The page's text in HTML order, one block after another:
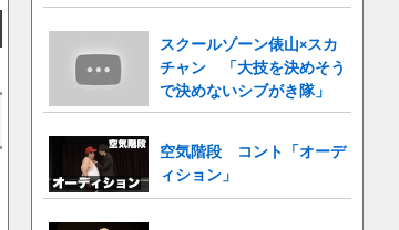
スクールゾーン俵山×スカ
チャン 「大技を決めそう
で決めないシブがき隊」
空気階段 コント「オーデ
ィション」